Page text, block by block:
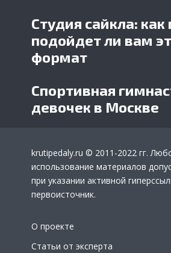
Студия сайкла: как
подойдет ли вам
формат
Спортивная
девочек в Москве
krutipedaly.ru © 2011-2022 гг.
использование материалов
при указании активной
первоисточник.
О проекте
Статьи от эксперта